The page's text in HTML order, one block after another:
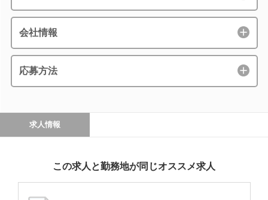
会社情報
応募方法
求人情報
この求人と勤務地が同じオススメ求人